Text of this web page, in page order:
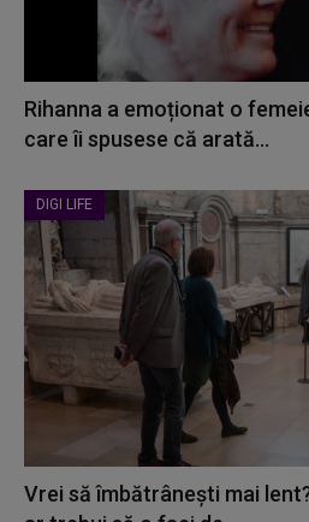
Rihanna a emoționat o
care îi spusese că arată...
DIGI LIFE
Vrei să îmbătrânești mai